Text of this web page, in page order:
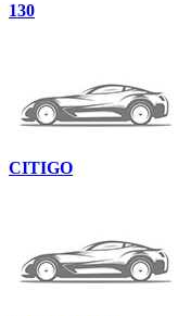
130
CITIGO